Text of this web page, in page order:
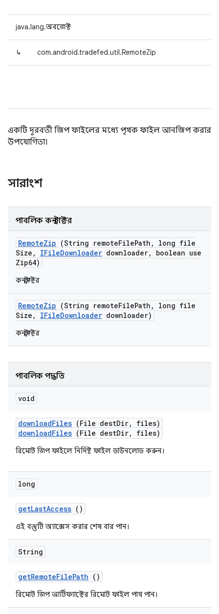
java.lang.অবজেক্ট
↳ com.android.tradefed.util.RemoteZip
একটি দূরবর্তী জিপ ফাইলের মধ্যে পৃথক ফাইল আনজিপ করার
উপযোগিতা।
সারাংশ
পাবলিক কনস্ট্রাক্টর
RemoteZip (String remoteFilePath ,
long file
Size , IFileDownloader downloader,
boolean use
Zip64)
কনস্ট্রাক্টর
RemoteZip (String remoteFilePath ,
long file
Size , IFileDownloader downloader)
কনস্ট্রাক্টর
পাবলিক পদ্ধতি
void
downloadFiles (File destDir,
files)
downloadFiles (File destDir, files)
রিমোট জিপ ফাইলে নির্দিষ্ট ফাইল ডাউনলোড করুন।
long
getLastAccess ()
এই বস্তুটি অ্যাক্সেস করার শেষ বার পান।
String
getRemoteFilePath ()
রিমোট জিপ আর্টিফ্যাক্টের রিমোট ফাইল পাথ পান।